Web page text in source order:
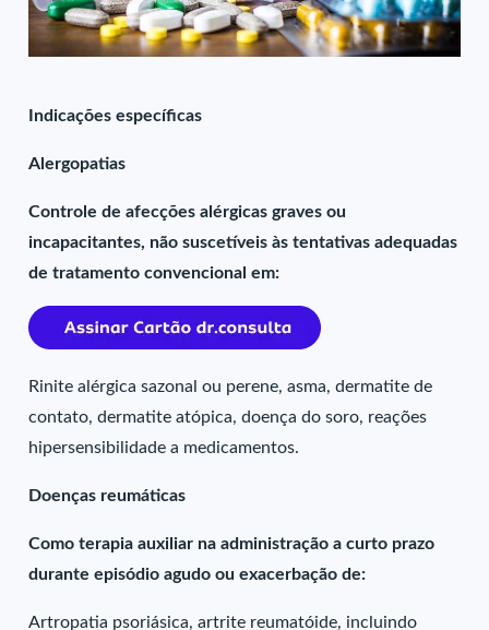
Indicações específicas
Alergopatias
Controle de afecções alérgicas graves ou
incapacitantes, não suscetíveis às tentativas adequadas
de tratamento convencional em:
Rinite alérgica sazonal ou perene, asma, dermatite de
contato, dermatite atópica, doença do soro, reações
hipersensibilidade a medicamentos.
Doenças reumáticas
Como terapia auxiliar na administração a curto prazo
durante episódio agudo ou exacerbação de:
Artropatia psoriásica, artrite reumatóide, incluindo